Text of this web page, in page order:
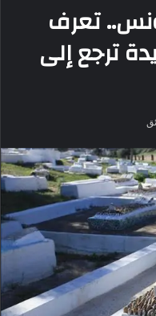
تعرف
ترجع إلى